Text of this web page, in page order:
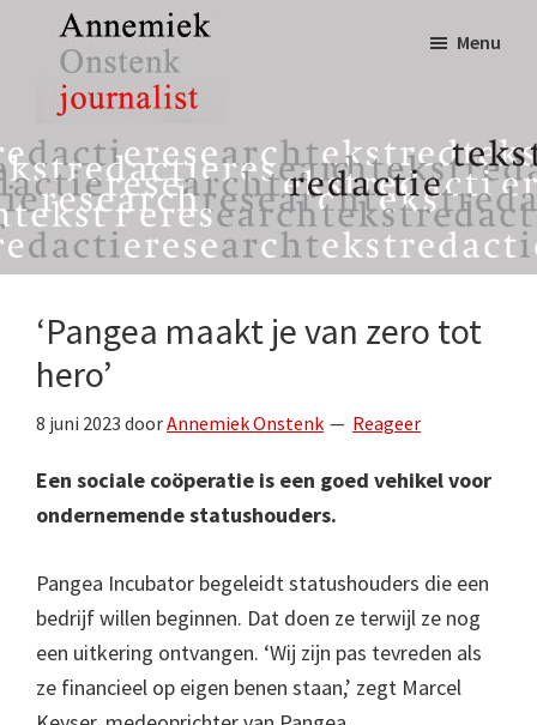
inhoud
eerste
sidebar
Annemiek
Onstenk
Journalist
tekst,
redactie
&
research
Menu
‘Pangea maakt je van zero tot
hero’
8 juni 2023 doorAnnemiek Onstenk Reageer
Een sociale coöperatie is een goed vehikel voor
ondernemende statushouders.
Pangea Incubator begeleidt statushouders die een
bedrijf willen beginnen. Dat doen ze terwijl ze nog
een uitkering ontvangen. ‘Wij zijn pas tevreden als
ze financieel op eigen benen staan,’ zegt Marcel